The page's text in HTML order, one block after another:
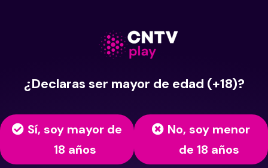
¿Declaras ser mayor de edad (+18)?
Sí, soy mayor de
18 años
No, soy menor
de 18 años